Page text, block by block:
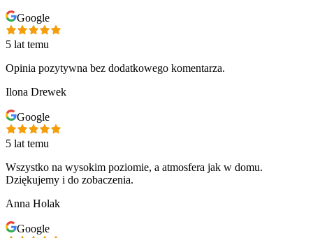
Google
5 lat temu
Opinia pozytywna bez dodatkowego komentarza.
Ilona Drewek
Google
5 lat temu
Wszystko na wysokim poziomie, a atmosfera jak w domu.
Dziękujemy i do zobaczenia.
Anna Holak
Google